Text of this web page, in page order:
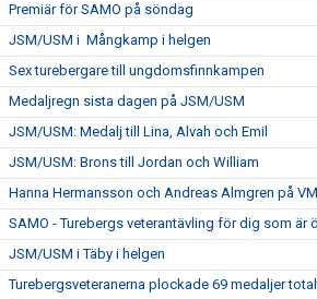
Premiär för SAMO på söndag
JSM/USM i Mångkamp i helgen
Sex turebergare till ungdomsfinnkampen
Medaljregn sista dagen på JSM/USM
JSM/USM: Medalj till Lina, Alvah och Emil
JSM/USM: Brons till Jordan och William
Hanna Hermansson och Andreas Almgren på VM
SAMO - Turebergs veterantävling för dig som är
JSM/USM i Täby i helgen
Turebergsveteranerna plockade 69 medaljer